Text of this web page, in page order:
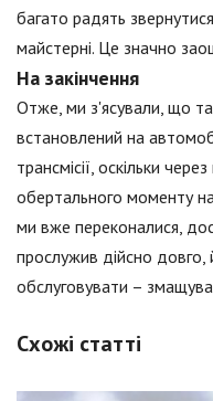
багато радять
майстерні. Це значно
На закінчення
Отже, ми з'ясували, що
встановлений на
трансмісії, оскільки
обертального моменту
ми вже переконалися,
прослужив дійсно довго,
обслуговувати –
Схожі статті